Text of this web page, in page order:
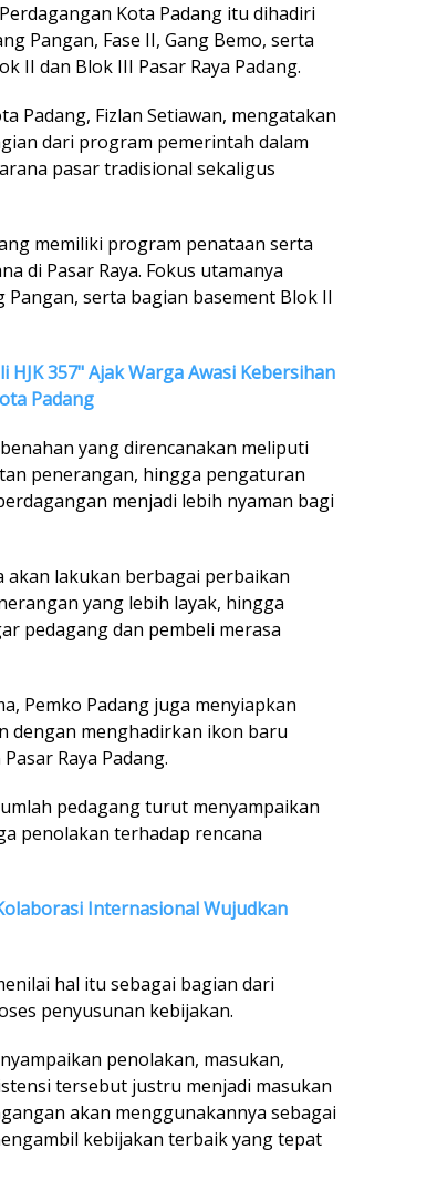
Kota Padang itu dihadiri
Pangan, Fase II, Gang Bemo, serta
II dan Blok III Pasar Raya Padang.
Padang, Fizlan Setiawan, mengatakan
dari program pemerintah dalam
pasar tradisional sekaligus
memiliki program penataan serta
di Pasar Raya. Fokus utamanya
Pangan, serta bagian basement Blok II
HJK 357" Ajak Warga Awasi Kebersihan
Padang
yang direncanakan meliputi
penerangan, hingga pengaturan
menjadi lebih nyaman bagi
akan lakukan berbagai perbaikan
yang lebih layak, hingga
pedagang dan pembeli merasa
Pemko Padang juga menyiapkan
dengan menghadirkan ikon baru
Raya Padang.
pedagang turut menyampaikan
penolakan terhadap rencana
Internasional Wujudkan
hal itu sebagai bagian dari
penyusunan kebijakan.
penolakan, masukan,
tersebut justru menjadi masukan
akan menggunakannya sebagai
kebijakan terbaik yang tepat